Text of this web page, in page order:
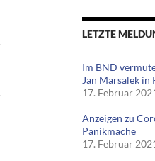
LETZTE
Im BND
Jan Marsalek in
17. Februar
Anzeigen zu
Panikmache
17. Februar